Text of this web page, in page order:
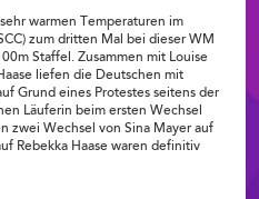
warmen Temperaturen im
zum dritten Mal bei dieser WM
Staffel. Zusammen mit Louise
liefen die Deutschen mit
Grund eines Protestes seitens der
Läuferin beim ersten Wechsel
zwei Wechsel von Sina Mayer auf
Rebekka Haase waren definitiv